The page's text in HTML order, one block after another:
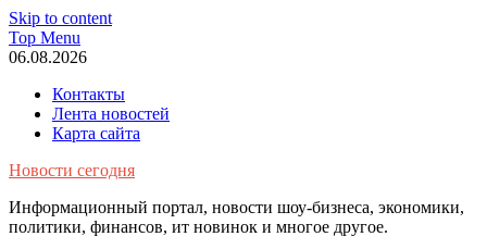
Skip to content
Top Menu
06.08.2026
Контакты
Лента новостей
Карта сайта
Новости сегодня
Информационный портал, новости шоу-бизнеса, экономики,
политики, финансов, ит новинок и многое другое.